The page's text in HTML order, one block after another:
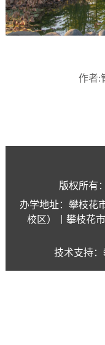
作者:
版权所有
办学地址：攀枝花
校区）丨攀枝花
技术支持